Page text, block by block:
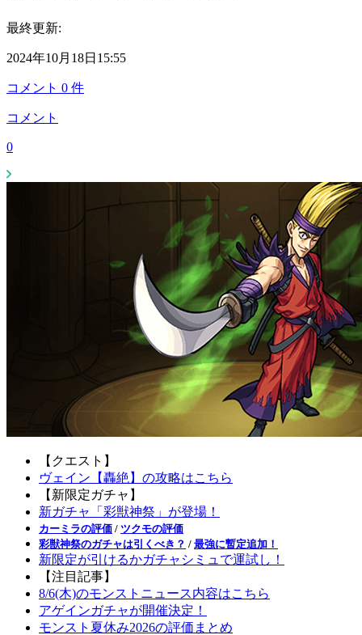
最終更新:
2024年10月18日15:55
コメント 0 件
コメント
0
【クエスト】
ヴェイン【轟絶】の攻略はこちら
【新限定ガチャ】
新ガチャ「彩獣神祭」が登場！
カーミラの評価 / ツクモの評価
彩獣神祭のガチャは引くべき？ / 最強に暫定追加！
新限定が引けるかガチャシミュで運試し！
【注目記事】
8/6(木)のモンストニュース内容はこちら
アゲインガチャが開催決定！
モンスト夏休み2026の評価まとめ